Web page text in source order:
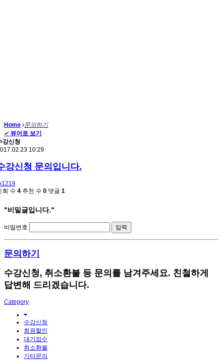
Home 문의하기
✔ 뷰어로 보기
강신청
10:29
강신청 문의입니다.
회 수 4 추천 수 0 댓글 1
"비밀글입니다."
비밀번호
문의하기
수강신청, 취소환불 등 문의를 남겨주세요. 친철하게
답변해 드리겠습니다.
Category
수강신청
회원할인
대기접수
취소환불
기타문의